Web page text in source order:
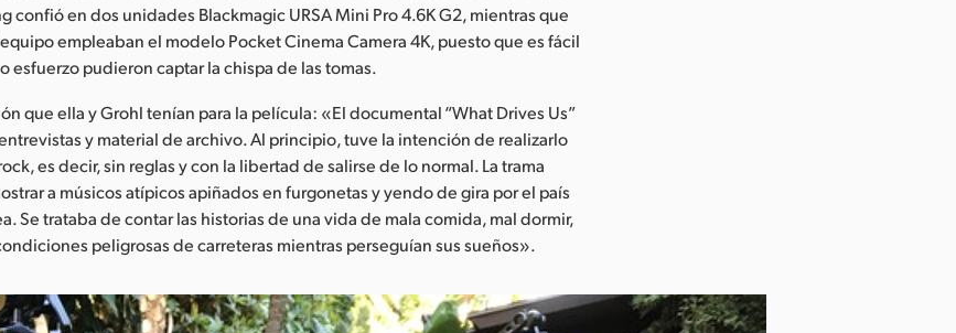
confió en dos unidades Blackmagic URSA Mini Pro 4.6K G2, mientras que
empleaban el modelo Pocket Cinema Camera 4K, puesto que es fácil
esfuerzo pudieron captar la chispa de las tomas.
que ella y Grohl tenían para la película: «El documental “What Drives Us”
y material de archivo. Al principio, tuve la intención de realizarlo
es decir, sin reglas y con la libertad de salirse de lo normal. La trama
a músicos atípicos apiñados en furgonetas y yendo de gira por el país
Se trataba de contar las historias de una vida de mala comida, mal dormir,
peligrosas de carreteras mientras perseguían sus sueños».